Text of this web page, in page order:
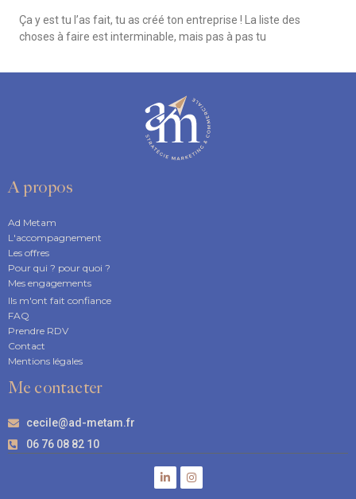
Ça y est tu l’as fait, tu as créé ton entreprise ! La liste des
choses à faire est interminable, mais pas à pas tu
A propos
Ad Metam
L'accompagnement
Les offres
Pour qui ? pour quoi ?
Mes engagements
Ils m'ont fait confiance
FAQ
Prendre RDV
Contact
Mentions légales
Me contacter
cecile@ad-metam.fr
06 76 08 82 10